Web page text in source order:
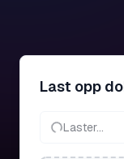
Last opp
Laster...